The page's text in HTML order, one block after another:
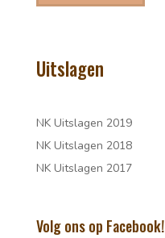
Uitslagen
NK Uitslagen 2019
NK Uitslagen 2018
NK Uitslagen 2017
Volg ons op Facebook!